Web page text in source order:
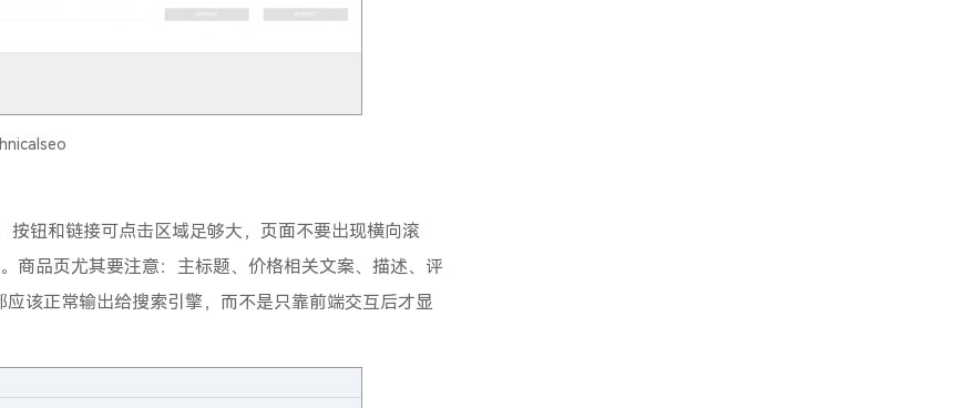
钮和链接可点击区域足够大，页面不要出现横向滚
商品页尤其要注意：主标题、价格相关文案、描述、评
该正常输出给搜索引擎，而不是只靠前端交互后才显